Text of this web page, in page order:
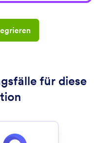
für diese